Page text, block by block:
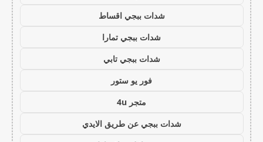
شدات ببجي اقساط
شدات ببجي تمارا
شدات ببجي تابي
فور يو ستور
متجر 4u
شدات ببجي عن طريق الايدي